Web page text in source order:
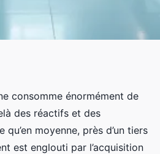
seconde
français
10 min de lecture
consomme énormément de
des réactifs et des
moyenne, près d’un tiers
est englouti par l’acquisition